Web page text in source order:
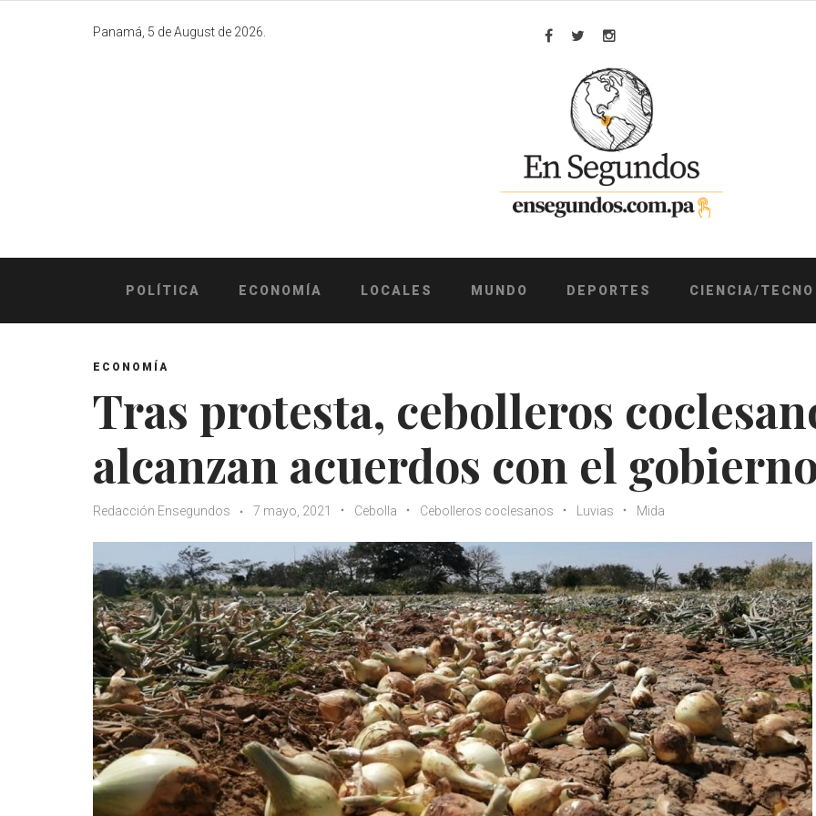
Panamá, 5 de August de 2026.
Facebook
TwitterInstagram
POLÍTICA ECONOMÍA LOCALES MUNDO DEPORTES CIENCIA/TECNO
ECONOMÍA
Tras protesta, cebolleros
alcanzan acuerdos con el
Redacción Ensegundos 7 mayo, 2021 Cebolla Cebolleros coclesanos Luvias Mida